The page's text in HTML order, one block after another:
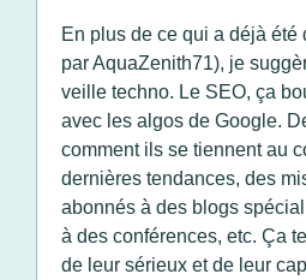
En plus de ce qui a déjà été
par AquaZenith71), je
veille techno. Le SEO, ça
avec les algos de Google.
comment ils se tiennent au
dernières tendances, des
abonnés à des blogs
à des conférences, etc. Ça
de leur sérieux et de leur